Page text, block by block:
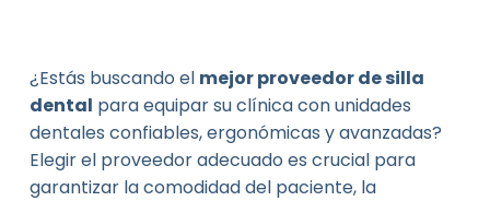
¿Estás buscando el mejor proveedor de silla
dental para equipar su clínica con unidades
dentales confiables, ergonómicas y avanzadas?
Elegir el proveedor adecuado es crucial para
garantizar la comodidad del paciente, la